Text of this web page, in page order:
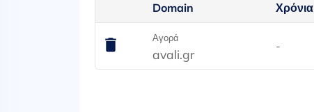
Domain Χρόνια
Αγορά
avali.gr
-